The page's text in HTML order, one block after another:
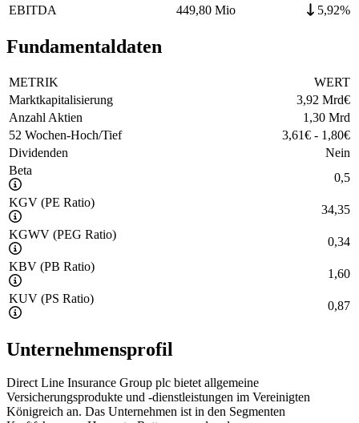
EBITDA
449,80 Mio 5,92%
Fundamentaldaten
METRIK
WERT
Marktkapitalisierung
3,92 Mrd€
Anzahl Aktien
1,30 Mrd
52 Wochen-Hoch/Tief
3,61€ - 1,80€
Dividenden
Nein
Beta
0,5
KGV (PE Ratio)
34,35
KGWV (PEG Ratio)
0,34
KBV (PB Ratio)
1,60
KUV (PS Ratio)
0,87
Unternehmensprofil
Direct Line Insurance Group plc bietet allgemeine
Versicherungsprodukte und -dienstleistungen im Vereinigten
Königreich an. Das Unternehmen ist in den Segmenten